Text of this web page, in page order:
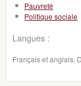
Pauvreté
Politique sociale
Langues :
Français et anglais,